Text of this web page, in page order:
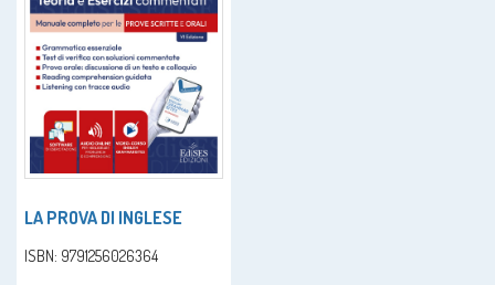
LA PROVA DI INGLESE
ISBN: 9791256026364